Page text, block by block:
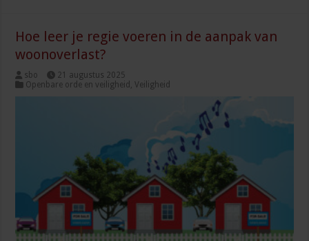
Hoe leer je regie voeren in de aanpak van
woonoverlast?
sbo
21 augustus 2025
Openbare orde en veiligheid ,Veiligheid